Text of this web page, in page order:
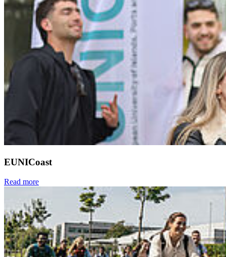
EUNICoast
Read more
Go to slide 1
Go to slide 2
Go to slide 3
Go to slide 4
Go to slide 5